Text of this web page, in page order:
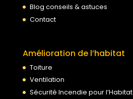
Blog conseils & astuces
Contact
Amélioration de l’habitat
Toiture
Ventilation
Sécurité Incendie pour l’Habitat